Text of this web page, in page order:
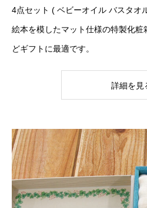
4点セット ( ベビーオイル バスタオ
絵本を模したマット仕様の特製化
どギフトに最適です。
詳細を見